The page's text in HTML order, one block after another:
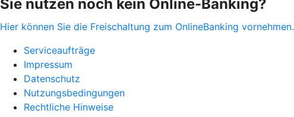
Sie nutzen noch kein Online-Banking?
Hier können Sie die Freischaltung zum OnlineBanking vornehmen.
Serviceaufträge
Impressum
Datenschutz
Nutzungsbedingungen
Rechtliche Hinweise